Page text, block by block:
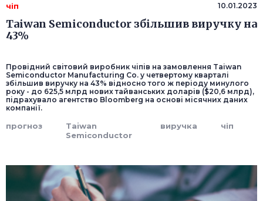
чіп 10.01.2023
Taiwan Semiconductor збільшив виручку на
43%
Провідний світовий виробник чіпів на замовлення Taiwan
Semiconductor Manufacturing Co. у четвертому кварталі
збільшив виручку на 43% відносно того ж періоду минулого
року - до 625,5 млрд нових тайванських доларів ($20,6 млрд),
підрахувало агентство Bloomberg на основі місячних даних
компанії.
прогноз
Taiwan
Semiconductor
виручка чіп